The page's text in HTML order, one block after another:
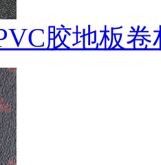
胶地板